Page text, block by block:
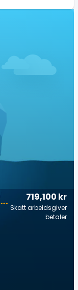
719,100 kr
Skatt arbeidsgiver
betaler